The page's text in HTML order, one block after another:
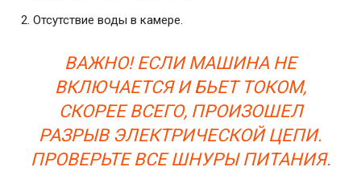
Отсутствие воды в камере.
ВАЖНО! ЕСЛИ МАШИНА НЕ
ВКЛЮЧАЕТСЯ И БЬЕТ ТОКОМ,
СКОРЕЕ ВСЕГО, ПРОИЗОШЕЛ
РАЗРЫВ ЭЛЕКТРИЧЕСКОЙ ЦЕПИ.
ПРОВЕРЬТЕ ВСЕ ШНУРЫ ПИТАНИЯ.